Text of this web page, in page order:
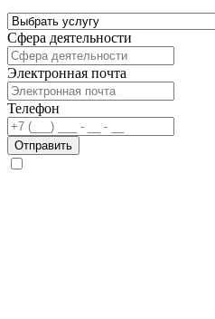
Сфера деятельности
Электронная почта
Телефон
Отправить